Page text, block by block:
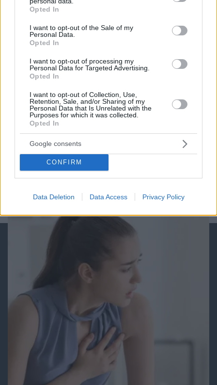
grant or deny consent to Google and its third-party tags to
use your data for below specified purposes in below Google
consent section.
Opted In
I want to opt-out of the Sale of my
Personal Data.
Opted In
I want to opt-out of processing my
Personal Data for Targeted Advertising.
Opted In
I want to opt-out of Collection, Use,
Retention, Sale, and/or Sharing of my
Personal Data that Is Unrelated with the
Purposes for which it was collected.
Opted In
Google consents
CONFIRM
Data Deletion Data Access Privacy Policy
Games
Cut The Rope
ΔΕΙΤΕ ΟΛΑ ΤΑ GAMES
Best of Network